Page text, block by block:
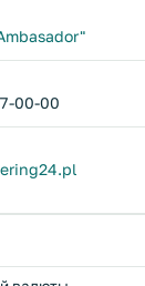
00-00